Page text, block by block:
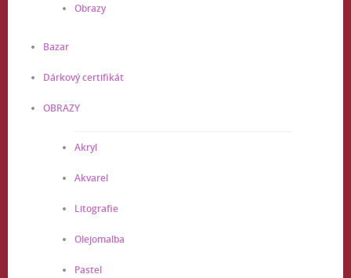
Obrazy
Bazar
Dárkový certifikát
OBRAZY
Akryl
Akvarel
Litografie
Olejomalba
Pastel